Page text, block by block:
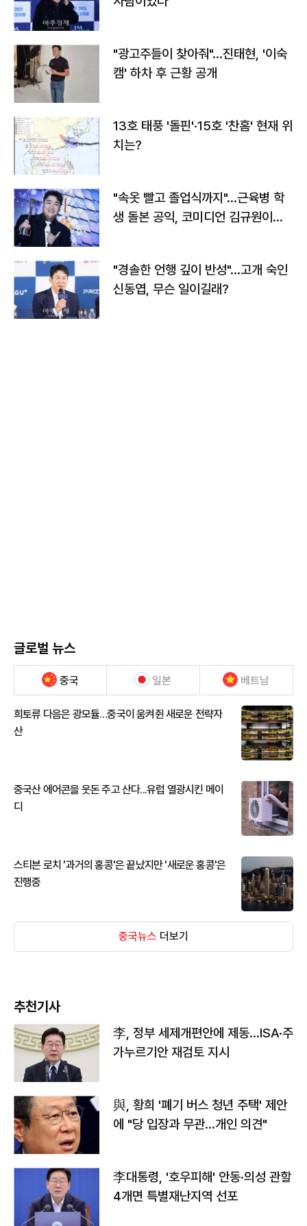
"광고주들이 찾아줘"…진태현, '이숙
캠' 하차 후 근황 공개
13호 태풍 '돌핀'·15호 '찬홈' 현재 위
치는?
"속옷 빨고 졸업식까지"…근육병 학
생 돌본 공익, 코미디언 김규원이었
"경솔한 언행 깊이 반성"…고개 숙인
신동엽, 무슨 일이길래?
글로벌 뉴스
중국 일본 베트남
희토류 다음은 광모듈…중국이 움켜쥔 새로운 전략자
산
중국산 에어콘을 웃돈 주고 산다...유럽 열광시킨 메이
디
스티븐 로치 '과거의 홍콩'은 끝났지만 '새로운 홍콩'은
진행중
중국뉴스 더보기
추천기사
李, 정부 세제개편안에 제동…ISA·주
가누르기안 재검토 지시
與, 황희 '폐기 버스 청년 주택' 제안
에 "당 입장과 무관…개인 의견"
李대통령, '호우피해' 안동·의성 관할
4개면 특별재난지역 선포